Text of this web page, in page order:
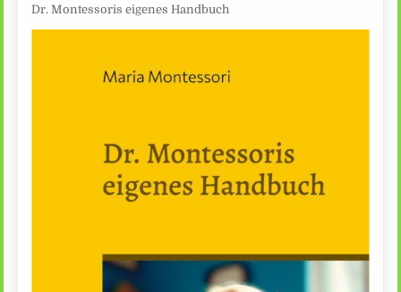
Dr. Montessoris eigenes Handbuch